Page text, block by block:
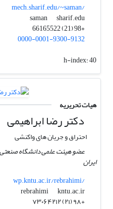
mech.sharif.edu/~saman/
saman
sharif.edu
+98 (21) 66165522
0000-0001-9300-9132
h-index:40
هیات تحریریه
دکتر رضا ابراهیمی
احتراق و جریان های واکنشی
عضو هیئت علمی دانشگاه
ایران
wp.kntu.ac.ir/rebrahimi/
rebrahimi
kntu.ac.ir
+۹۸ (۲۱) ۷۳۰۶۴۲۱۲